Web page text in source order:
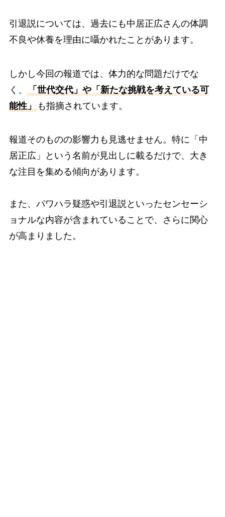
引退説については、過去にも中居正広さんの体調
不良や休養を理由に囁かれたことがあります。
しかし今回の報道では、体力的な問題だけでな
く、
「世代交代」や「新たな挑戦を考えている可
能性」
も指摘されています。
報道そのものの影響力も見逃せません。特に「中
居正広」という名前が見出しに載るだけで、大き
な注目を集める傾向があります。
また、パワハラ疑惑や引退説といったセンセーシ
ョナルな内容が含まれていることで、さらに関心
が高まりました。